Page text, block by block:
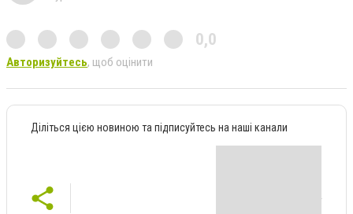
0,0
Авторизуйтесь, щоб оцінити
Діліться цією новиною та підписуйтесь на наші канали